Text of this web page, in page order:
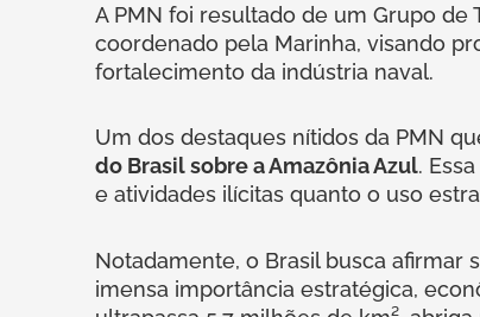
A PMN foi resultado de um Grupo de
coordenado pela Marinha, visando
fortalecimento da indústria naval.
Um dos destaques nítidos da PMN
do Brasil sobre a Amazônia Azul.
e atividades ilícitas quanto o uso
Notadamente, o Brasil busca afirmar
imensa importância estratégica,